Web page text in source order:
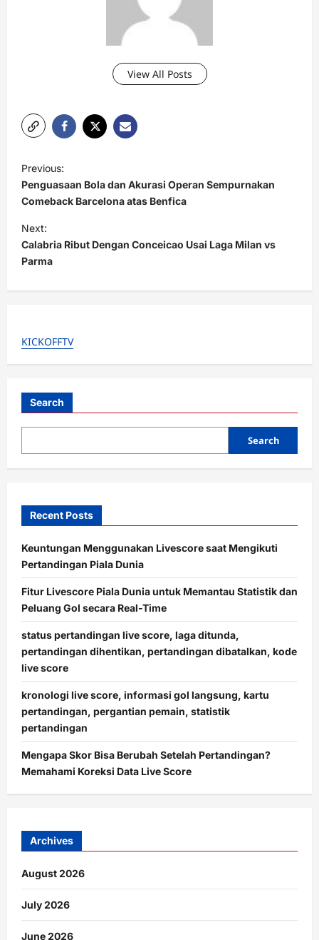
View All Posts
P
o
s
t
n
a
v
g
o
Previous:
Penguasaan Bola dan Akurasi Operan Sempurnakan
Comeback Barcelona atas Benfica
Next:
Calabria Ribut Dengan Conceicao Usai Laga Milan vs
Parma
KICKOFFTV
Search
Search
Recent Posts
Keuntungan Menggunakan Livescore saat Mengikuti
Pertandingan Piala Dunia
Fitur Livescore Piala Dunia untuk Memantau Statistik dan
Peluang Gol secara Real-Time
status pertandingan live score, laga ditunda,
pertandingan dihentikan, pertandingan dibatalkan, kode
live score
kronologi live score, informasi gol langsung, kartu
pertandingan, pergantian pemain, statistik
pertandingan
Mengapa Skor Bisa Berubah Setelah Pertandingan?
Memahami Koreksi Data Live Score
Archives
August 2026
July 2026
June 2026